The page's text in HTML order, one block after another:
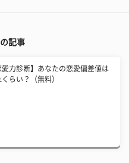
記事
愛力診断】あなたの恋愛偏差値は
くらい？（無料）